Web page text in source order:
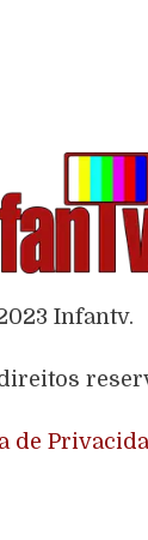
Infantv.
de